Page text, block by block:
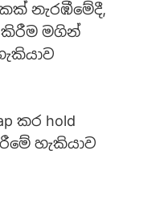
නැරඹීමේදී,
කිරීම මගින්
කර hold
හැකියාව